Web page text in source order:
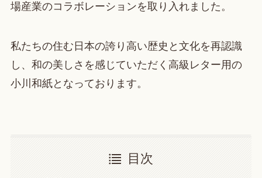
場産業のコラボレーションを取り入れました。
私たちの住む日本の誇り高い歴史と文化を再認識
し、和の美しさを感じていただく高級レター用の
小川和紙となっております。
目次